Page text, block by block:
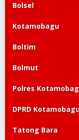
Bolsel
Kotamobagu
Boltim
Bolmut
Polres
DPRD
Tatong Bara